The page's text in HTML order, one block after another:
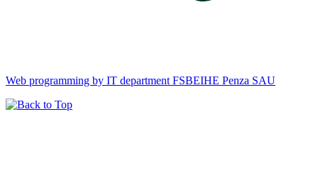
Web programming by IT department FSBEIHE Penza SAU